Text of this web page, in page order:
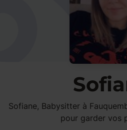
Sofiane, Babysitter à
pour garder vos